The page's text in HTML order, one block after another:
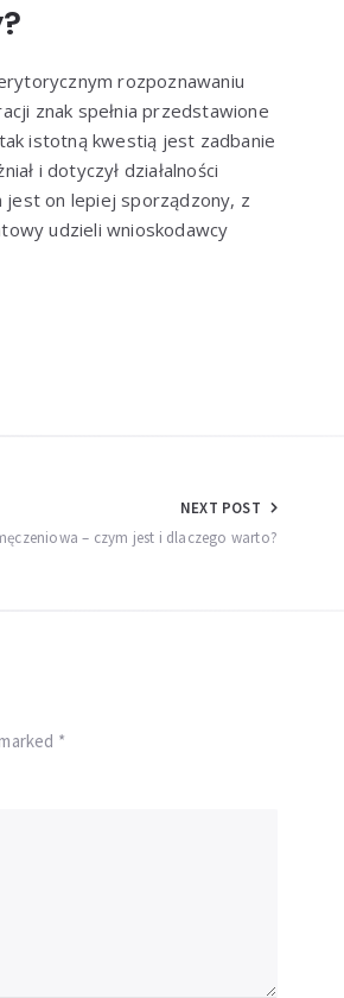
rozpoznawaniu
znak spełnia przedstawione
istotną kwestią jest zadbanie
i dotyczył działalności
jest on lepiej sporządzony, z
udzieli wnioskodawcy
NEXT POST
– czym jest i dlaczego warto?
*